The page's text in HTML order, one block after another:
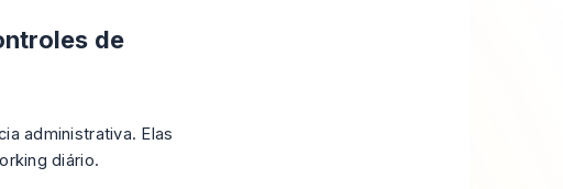
de
administrativa. Elas
diário.